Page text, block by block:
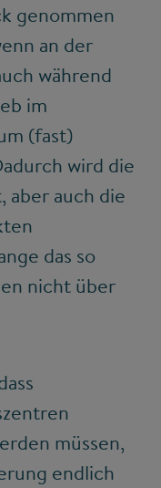
genommen
an der
während
im
(fast)
wird die
aber auch die
das so
nicht über
müssen,
endlich